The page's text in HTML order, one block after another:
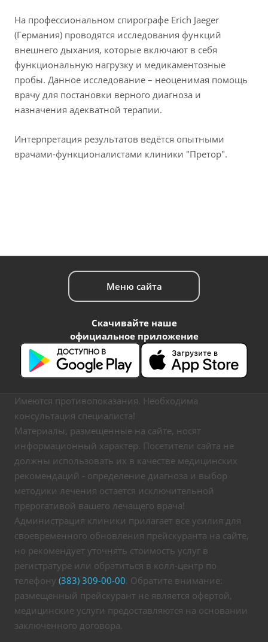
На профессиональном спирографе Erich Jaeger
(Германия) проводятся исследования функций
внешнего дыхания, которые включают в себя
функциональную нагрузку и медикаментозные
пробы. Данное исследование – неоценимая помощь
врачу для постановки верного диагноза и
назначения адекватной терапии.
Интерпретация результатов ведётся опытными
врачами-функционалистами клиники "Претор".
Меню сайта
Скачивайте наше
официальное приложение
Имеются противопоказания. Необходима
консультация специалиста!
Материалы, размещенные на сайте, носят
информационный характер. Посетители сайта не
должны использовать их в качестве медицинских
рекомендаций - определение диагноза и выбор
методики лечения остается исключительной
прерогативой вашего лечащего врача!
Администрация клиники прилагает все усилия для
своевременного обновления прейскуранта на сайте,
но рекомендует уточнять стоимость услуг в
регистратуре или обратиться в колл-центр по
телефону (383) 309-00-00. Обратите внимание:
размещенный прейскурант не является офертой,
медицинские услуги предоставляются на основании
заключенного договора.